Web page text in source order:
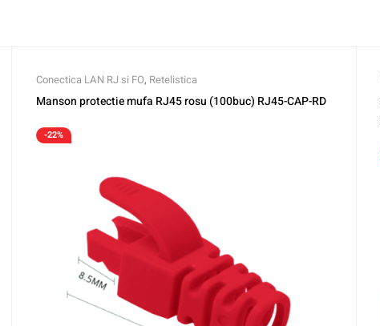
Conectica LAN RJ si FO, Retelistica
Manson protectie mufa RJ45 rosu (100buc) RJ45-CAP-RD
-22%